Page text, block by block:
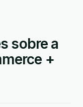
sobre a
+